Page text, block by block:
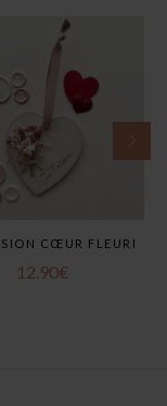
CŒUR FLEURI
12.90€